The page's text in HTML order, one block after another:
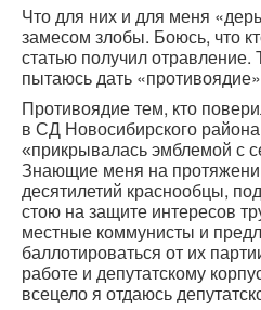
Что для них и для меня
замесом злобы. Боюсь, что
статью получил
пытаюсь дать
Противоядие тем, кто
в СД Новосибирского
«прикрывалась эмблемой с
Знающие меня на
десятилетий краснообцы,
стою на защите интересов
местные коммунисты и
баллотироваться от их
работе и депутатскому
всецело я отдаюсь